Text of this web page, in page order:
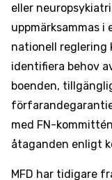
eller
uppmärksammas
nationell
identifiera behov
boenden,
med FN-
åtaganden enligt
MFD har tidigare